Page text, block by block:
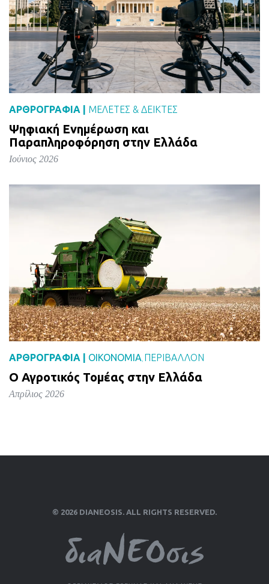
ΑΡΘΡΟΓΡΑΦΙΑ | ΜΕΛΈΤΕΣ & ΔΕΙΚΤΕΣ
Ψηφιακή Ενημέρωση και
Παραπληροφόρηση στην Ελλάδα
Ιούνιος 2026
ΑΡΘΡΟΓΡΑΦΙΑ | ΟΙΚΟΝΟΜΙΑ, ΠΕΡΙΒΑΛΛΟΝ
Ο Αγροτικός Τομέας στην Ελλάδα
Απρίλιος 2026
© 2026 DIANEOSIS. ALL RIGHTS RESERVED.